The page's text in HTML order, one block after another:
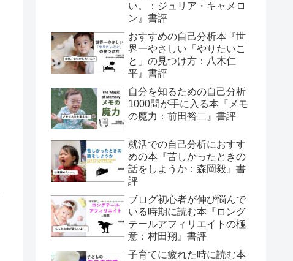
い。：ジュリア・キャメロ
ン』書評
おすすめの自己分析本『世
界一やさしい「やりたいこ
と」の見つけ方：八木仁
平』書評
自分を知るための自己分析
1000問が手に入る本『メモ
の魔力：前田裕二』書評
就活での自己分析におすす
めの本『苦しかったときの
話をしようか：森岡毅』書
評
ブログ初心者が伸び悩んで
いる時期に読む本『ロング
テールアフィリエイトの極
意：村田翔』書評
子育てに疲れた時に読む本